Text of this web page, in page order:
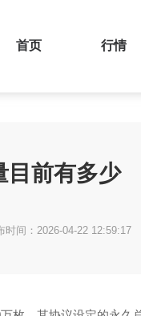
首页 行情
目前有多少
时间：2026-04-22 12:59:17